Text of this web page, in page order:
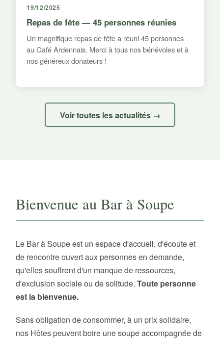
19/12/2025
Repas de fête — 45 personnes réunies
Un magnifique repas de fête a réuni 45 personnes
au Café Ardennais. Merci à tous nos bénévoles et à
nos généreux donateurs !
Voir toutes les actualités →
Bienvenue au Bar à Soupe
Le Bar à Soupe est un espace d'accueil, d'écoute et
de rencontre ouvert aux personnes en demande,
qu'elles souffrent d'un manque de ressources,
d'exclusion sociale ou de solitude. Toute personne
est la bienvenue.
Sans obligation de consommer, à un prix solidaire,
nos Hôtes peuvent boire une soupe accompagnée de